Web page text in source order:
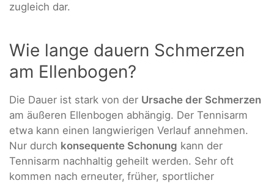
zugleich dar.
Wie lange dauern Schmerzen
am Ellenbogen?
Die Dauer ist stark von der Ursache der Schmerzen
am äußeren Ellenbogen abhängig. Der Tennisarm
etwa kann einen langwierigen Verlauf annehmen.
Nur durch konsequente Schonung kann der
Tennisarm nachhaltig geheilt werden. Sehr oft
kommen nach erneuter, früher, sportlicher